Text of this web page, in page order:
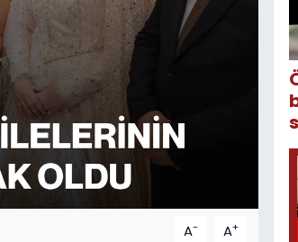
A- A+